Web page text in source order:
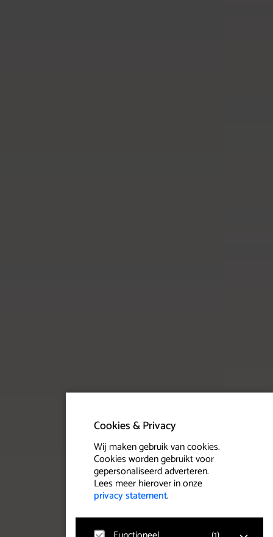
Cookies & Privacy
Wij maken gebruik van cookies.
Cookies worden gebruikt voor
gepersonaliseerd adverteren.
Lees meer hierover in onze
privacy statement.